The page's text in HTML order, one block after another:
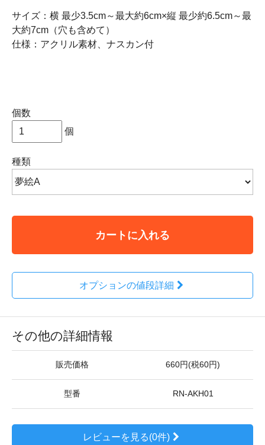
サイズ：横 最少3.5cm～最大約6cm×縦 最少約6.5cm～最
大約7cm（穴も含めて）
仕様：アクリル素材、ナスカン付
個数
個
種類
カートに入れる
オプションの値段詳細
その他の詳細情報
販売価格 660円(税60円)
型番 RN-AKH01
レビューを見る(0件)